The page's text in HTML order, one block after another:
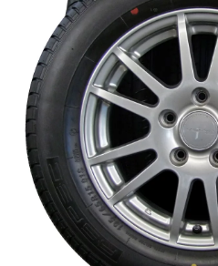
13インチ：夏タイヤホイール
14インチ：夏タイヤホイール
15インチ：夏タイヤホイール
16インチ：夏タイヤホイール
17インチ：夏タイヤホイール
18インチ：夏タイヤホイール